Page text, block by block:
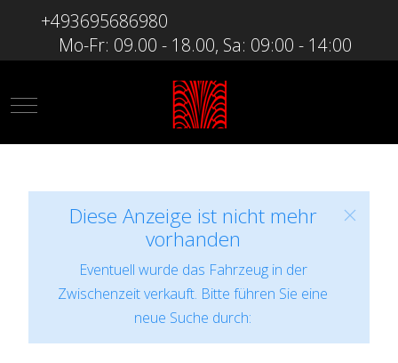
+493695686980
Mo-Fr: 09.00 - 18.00, Sa: 09:00 - 14:00
Mobile Menu Toggle
Diese Anzeige ist nicht mehr
vorhanden
Eventuell wurde das Fahrzeug in der
Zwischenzeit verkauft. Bitte führen Sie eine
neue Suche durch: